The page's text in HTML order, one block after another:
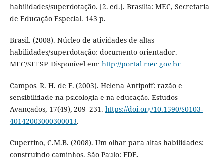
habilidades/superdotação. [2. ed.]. Brasília: MEC, Secretaria
de Educação Especial. 143 p.
Brasil. (2008). Núcleo de atividades de altas
habilidades/superdotação: documento orientador.
MEC/SEESP. Disponível em: http://portal.mec.gov.br.
Campos, R. H. de F. (2003). Helena Antipoff: razão e
sensibilidade na psicologia e na educação. Estudos
Avançados, 17(49), 209–231. https://doi.org/10.1590/S0103-
40142003000300013.
Cupertino, C.M.B. (2008). Um olhar para altas habilidades:
construindo caminhos. São Paulo: FDE.